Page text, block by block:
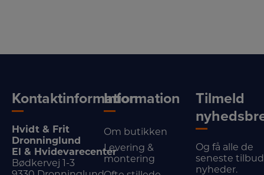
Kontaktinformation
Hvidt & Frit
Dronninglund
El & Hvidevarecenter
Bødkervej 1-3
Information
Om butikken
Levering &
montering
Tilmeld
Og få alle de
seneste
nyheder.